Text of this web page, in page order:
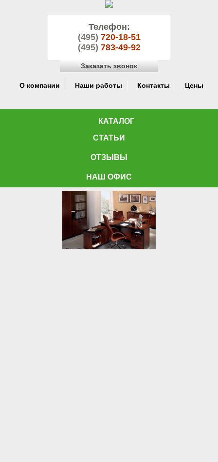
Телефон:
(495) 720-18-51
(495) 783-49-92
Заказать звонок
О компании Наши работы Контакты Цены
КАТАЛОГ
СТАТЬИ
ОТЗЫВЫ
НАШ ОФИС